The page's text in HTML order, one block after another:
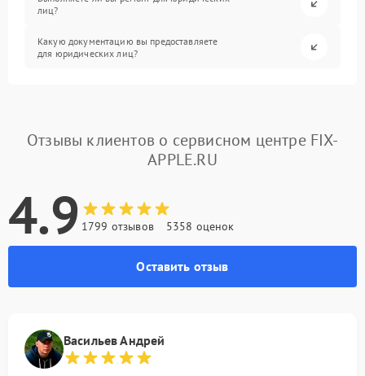
лиц?
Какую документацию вы предоставляете
для юридических лиц?
Отзывы клиентов о сервисном центре FIX-
APPLE.RU
4.9 1799 отзывов 5358 оценок
Оставить отзыв
Васильев Андрей